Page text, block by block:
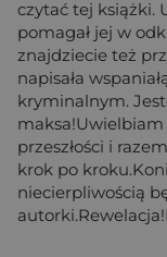
czytać tej książki.
pomagał jej w
znajdziecie też
napisała
kryminalnym.
przeszłości i
krok po
niecierpliwością